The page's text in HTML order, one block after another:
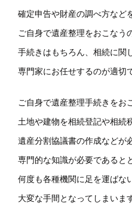
確定申告や財産の調べ方など
ご自身で遺産整理をおこなう
手続きはもちろん、相続に関
専門家にお任せするのが適切
ご自身で遺産整理手続きをお
土地や建物を相続登記や相続
遺産分割協議書の作成などが
専門的な知識が必要であると
何度も各種機関に足を運ばな
大変な手間となってしまいま